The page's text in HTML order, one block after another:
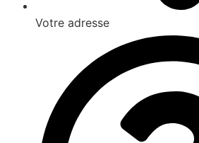
Votre adresse